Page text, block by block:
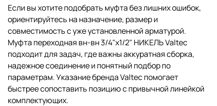
Если вы хотите подобрать муфта без лишних ошибок,
ориентируйтесь на назначение, размер и
совместимость с уже установленной арматурой.
Муфта переходная вн-вн 3/4"х1/2" НИКЕЛЬ Valtec
подходит для задач, где важны аккуратная сборка,
надежное соединение и понятный подбор по
параметрам. Указание бренда Valtec помогает
быстрее сопоставить позицию с привычной линейкой
комплектующих.